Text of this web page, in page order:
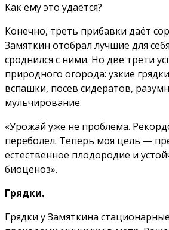
Как ему это удаётся?
Конечно, треть прибавки даёт
Замяткин отобрал лучшие для
сроднился с ними. Но две трети
природного огорода: узкие
вспашки, посев сидератов,
мульчирование.
«Урожай уже не проблема.
переболел. Теперь моя цель —
естественное плодородие и
биоценоз».
Грядки.
Грядки у Замяткина